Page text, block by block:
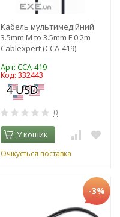
Кабель мультимедійний
3.5mm M to 3.5mm F 0.2m
Cablexpert (CCA-419)
Арт: CCA-419
Код: 332443
0
У кошик
Очікується поставка
-3%